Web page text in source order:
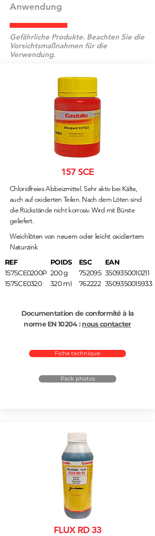
Anwendung
Gefährliche Produkte. Beachten Sie die
Vorsichtsmaßnahmen für die
Verwendung.
157 SCE
Chloridfreies Abbeizmittel. Sehr aktiv bei Kälte,
auch auf oxidierten Teilen. Nach dem Löten sind
die Rückstände nicht korrosiv. Wird mit Bürste
geliefert.
Weichlöten von neuem oder leicht oxidiertem
Naturzink
REF
157SCE0200P
157SCE0320
POIDS
200 g
320 ml
ESC
752095
762222
EAN
3509350010211
3509350015933
Documentation de conformité à la
norme EN 10204 : nous contacter
Fiche technique
Pack photos
FLUX RD 33